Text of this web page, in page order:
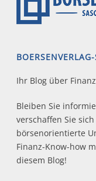
Ihr Blog über
Bleiben Sie
verschaffen Sie
börsenorientierte
Finanz-Know-how
diesem Blog!